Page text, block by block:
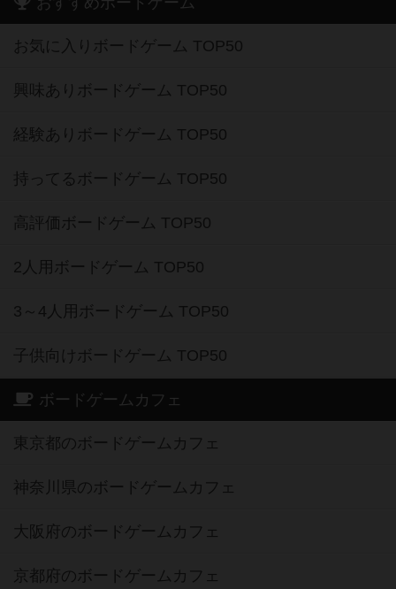
お気に入りボードゲーム TOP50
興味ありボードゲーム TOP50
経験ありボードゲーム TOP50
持ってるボードゲーム TOP50
高評価ボードゲーム TOP50
2人用ボードゲーム TOP50
3～4人用ボードゲーム TOP50
子供向けボードゲーム TOP50
ボードゲームカフェ
東京都のボードゲームカフェ
神奈川県のボードゲームカフェ
大阪府のボードゲームカフェ
京都府のボードゲームカフェ